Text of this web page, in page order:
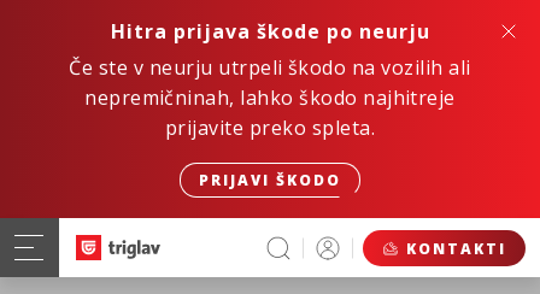
Hitra prijava škode po neurju
Če ste v neurju utrpeli škodo na vozilih ali
nepremičninah, lahko škodo najhitreje
prijavite preko spleta.
PRIJAVI ŠKODO
KONTAKTI